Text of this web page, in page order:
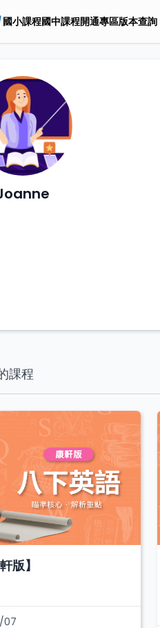
國小課程國中課程開通專區版本查詢
課程
版】
07